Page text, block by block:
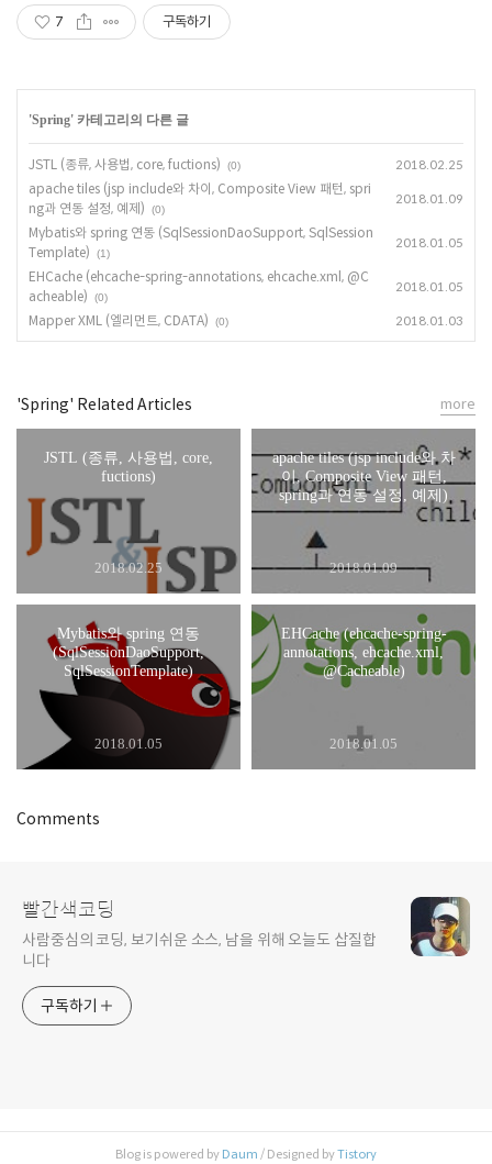
7 구독하기
'Spring' 카테고리의 다른 글
JSTL (종류, 사용법, core, fuctions) (0) 2018.02.25
apache tiles (jsp include와 차이, Composite View 패턴, spri
ng과 연동 설정, 예제)
(0)
2018.01.09
Mybatis와 spring 연동 (SqlSessionDaoSupport, SqlSession
Template)
(1)
2018.01.05
EHCache (ehcache-spring-annotations, ehcache.xml, @C
acheable)
(0)
2018.01.05
Mapper XML (엘리먼트, CDATA) (0) 2018.01.03
'Spring' Related Articles
JSTL (종류, 사용법, core,
fuctions)
2018.02.25
apache tiles (jsp include와 차
이, Composite View 패턴,
spring과 연동 설정, 예제)
2018.01.09
Mybatis와 spring 연동
(SqlSessionDaoSupport,
SqlSessionTemplate)
2018.01.05
EHCache (ehcache-spring-
annotations, ehcache.xml,
@Cacheable)
2018.01.05
more
Comments
빨간색코딩
사람중심의 코딩, 보기쉬운 소스, 남을 위해 오늘도 삽질합
니다
구독하기
Blog is powered by Daum / Designed byTistory